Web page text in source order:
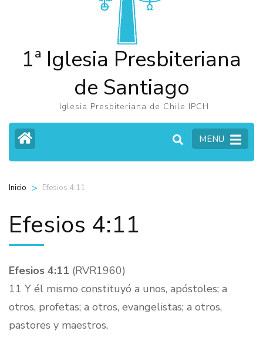
1ª Iglesia Presbiteriana
de Santiago
Iglesia Presbiteriana de Chile IPCH
MENU
Inicio > Efesios 4:11
Efesios 4:11
Efesios 4:11 (RVR1960)
11 Y él mismo constituyó a unos, apóstoles; a
otros, profetas; a otros, evangelistas; a otros,
pastores y maestros,